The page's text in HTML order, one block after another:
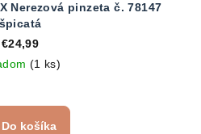
Nerezová pinzeta č. 78147
špicatá
€24,99
(1 ks)
Do košíka